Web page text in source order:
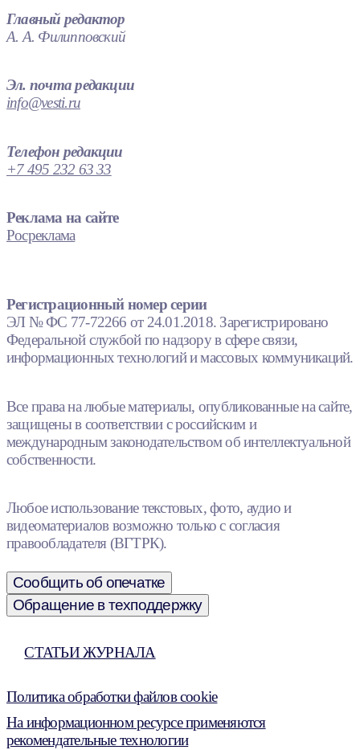
Главный редактор
А. А. Филипповский
Эл. почта редакции
info@vesti.ru
Телефон редакции
+7 495 232 63 33
Реклама на сайте
Росреклама
Регистрационный номер серии
ЭЛ № ФС 77-72266 от 24.01.2018. Зарегистрировано
Федеральной службой по надзору в сфере связи,
информационных технологий и массовых коммуникаций.
Все права на любые материалы, опубликованные на сайте,
защищены в соответствии с российским и
международным законодательством об интеллектуальной
собственности.
Любое использование текстовых, фото, аудио и
видеоматериалов возможно только с согласия
правообладателя (ВГТРК).
Сообщить об опечатке
Обращение в техподдержку
СТАТЬИ ЖУРНАЛА
Политика обработки файлов cookie
На информационном ресурсе применяются
рекомендательные технологии